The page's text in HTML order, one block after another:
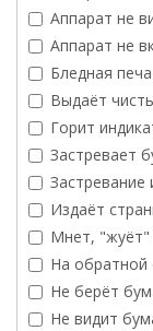
Аппарат не
Аппарат не
Бледная
Выдаёт
Горит
Застревает
Издаёт
Мнет, "жуёт"
На обратной
Не берёт
Не видит